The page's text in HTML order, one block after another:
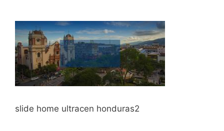
slide home ultracen honduras2